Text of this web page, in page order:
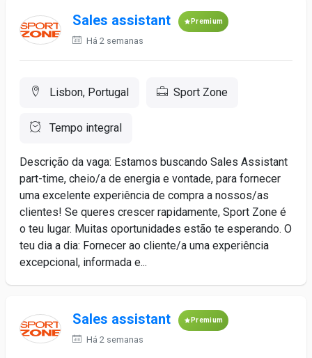
Sales assistant Premium
Há 2 semanas
Lisbon, Portugal Sport Zone
Tempo integral
Descrição da vaga: Estamos buscando Sales Assistant
part-time, cheio/a de energia e vontade, para fornecer
uma excelente experiência de compra a nossos/as
clientes! Se queres crescer rapidamente, Sport Zone é
o teu lugar. Muitas oportunidades estão te esperando. O
teu dia a dia: Fornecer ao cliente/a uma experiência
excepcional, informada e...
Sales assistant Premium
Há 2 semanas